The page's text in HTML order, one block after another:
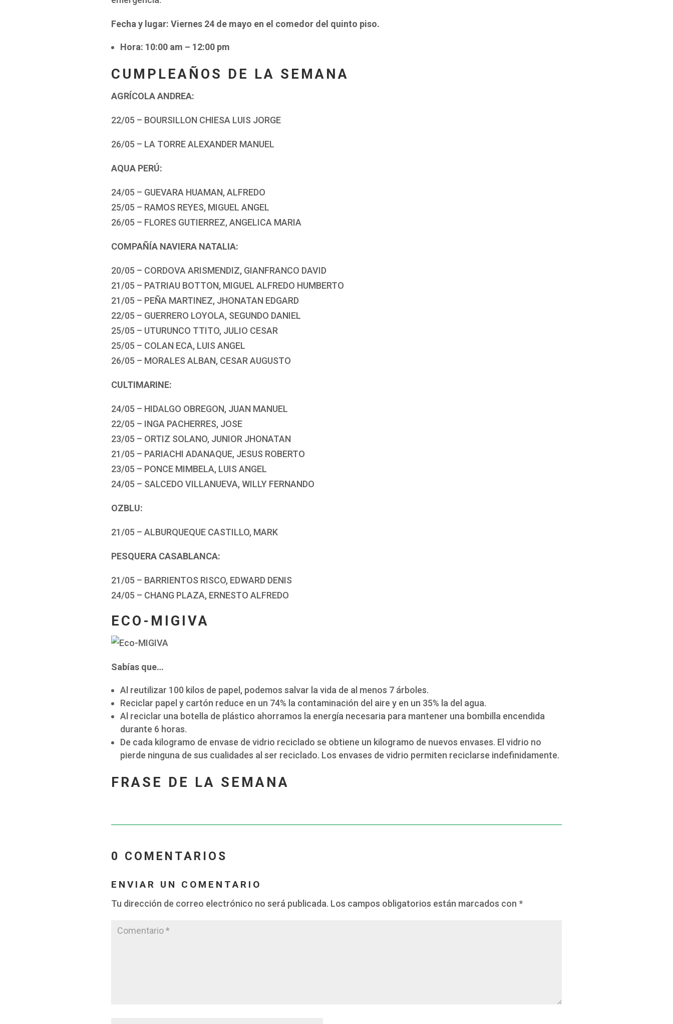
Fecha y lugar: Viernes 24 de mayo en el comedor del quinto piso.
Hora: 10:00 am – 12:00 pm
CUMPLEAÑOS DE LA SEMANA
AGRÍCOLA ANDREA:
22/05 – BOURSILLON CHIESA LUIS JORGE
26/05 – LA TORRE ALEXANDER MANUEL
AQUA PERÚ:
24/05 – GUEVARA HUAMAN, ALFREDO
25/05 – RAMOS REYES, MIGUEL ANGEL
26/05 – FLORES GUTIERREZ, ANGELICA MARIA
COMPAÑÍA NAVIERA NATALIA:
20/05 – CORDOVA ARISMENDIZ, GIANFRANCO DAVID
21/05 – PATRIAU BOTTON, MIGUEL ALFREDO HUMBERTO
21/05 – PEÑA MARTINEZ, JHONATAN EDGARD
22/05 – GUERRERO LOYOLA, SEGUNDO DANIEL
25/05 – UTURUNCO TTITO, JULIO CESAR
25/05 – COLAN ECA, LUIS ANGEL
26/05 – MORALES ALBAN, CESAR AUGUSTO
CULTIMARINE:
24/05 – HIDALGO OBREGON, JUAN MANUEL
22/05 – INGA PACHERRES, JOSE
23/05 – ORTIZ SOLANO, JUNIOR JHONATAN
21/05 – PARIACHI ADANAQUE, JESUS ROBERTO
23/05 – PONCE MIMBELA, LUIS ANGEL
24/05 – SALCEDO VILLANUEVA, WILLY FERNANDO
OZBLU:
21/05 – ALBURQUEQUE CASTILLO, MARK
PESQUERA CASABLANCA:
21/05 – BARRIENTOS RISCO, EDWARD DENIS
24/05 – CHANG PLAZA, ERNESTO ALFREDO
ECO-MIGIVA
Sabías que…
Al reutilizar 100 kilos de papel, podemos salvar la vida de al menos 7 árboles.
Reciclar papel y cartón reduce en un 74% la contaminación del aire y en un 35% la del agua.
Al reciclar una botella de plástico ahorramos la energía necesaria para mantener una bombilla encendida
durante 6 horas.
De cada kilogramo de envase de vidrio reciclado se obtiene un kilogramo de nuevos envases. El vidrio no
pierde ninguna de sus cualidades al ser reciclado. Los envases de vidrio permiten reciclarse indefinidamente.
FRASE DE LA SEMANA
0 COMENTARIOS
ENVIAR UN COMENTARIO
Tu dirección de correo electrónico no será publicada. Los campos obligatorios están marcados con *